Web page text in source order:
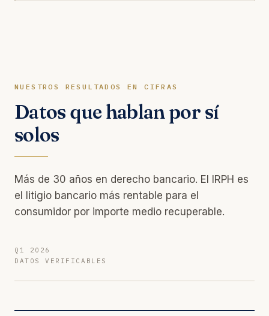
NUESTROS RESULTADOS EN CIFRAS
Datos que hablan por sí
solos
Más de 30 años en derecho bancario. El IRPH es
el litigio bancario más rentable para el
consumidor por importe medio recuperable.
Q1 2026
DATOS VERIFICABLES